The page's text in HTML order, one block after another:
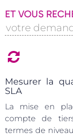
ET VOUS
Mesurer la
SLA
La mise en
compte de
termes de